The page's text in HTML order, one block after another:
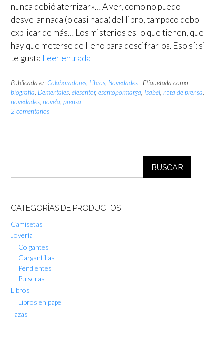
nunca debió aterrizar»… A ver, como no puedo
desvelar nada (o casi nada) del libro, tampoco debo
explicar de más… Los misterios es lo que tienen, que
hay que meterse de lleno para descifrarlos. Eso sí: si
te gusta Leer entrada
Publicada en Colaboradores Libros Novedades
Etiquetada como
biografía Dementales elescritor, escritopormarga Isabel nota de prensa
novedades novela prensa
2 comentarios
BUSCAR
CATEGORÍAS DE PRODUCTOS
Camisetas
Joyería
Colgantes
Gargantillas
Pendientes
Pulseras
Libros
Libros en papel
Tazas